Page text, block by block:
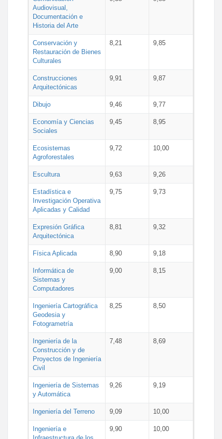
Audiovisual,
Documentación e
Historia del Arte
Conservación y
Restauración de Bienes
Culturales
8,21 9,85
Construcciones
Arquitectónicas
9,91 9,87
Dibujo 9,46 9,77
Economía y Ciencias
Sociales
9,45 8,95
Ecosistemas
Agroforestales
9,72 10,00
Escultura 9,63 9,26
Estadística e
Investigación Operativa
Aplicadas y Calidad
9,75 9,73
Expresión Gráfica
Arquitectónica
8,81 9,32
Física Aplicada 8,90 9,18
Informática de
Sistemas y
Computadores
9,00 8,15
Ingeniería Cartográfica
Geodesia y
Fotogrametría
8,25 8,50
Ingeniería de la
Construcción y de
Proyectos de Ingeniería
Civil
7,48 8,69
Ingeniería de Sistemas
y Automática
9,26 9,19
Ingeniería del Terreno 9,09 10,00
Ingeniería e
9,90 10,00